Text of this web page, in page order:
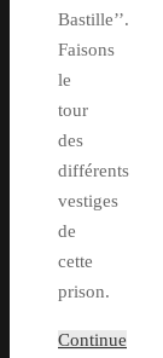
Bastille’’.
Faisons
le
tour
des
différents
vestiges
de
cette
prison.
Continue